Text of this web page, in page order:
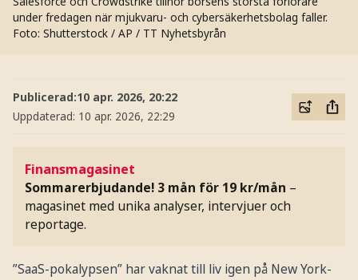
under fredagen när mjukvaru- och cybersäkerhetsbolag faller.
Foto: Shutterstock / AP / TT Nyhetsbyrån
Publicerad:10 apr. 2026, 20:22
Uppdaterad: 10 apr. 2026, 22:29
Finansmagasinet
Sommarerbjudande! 3 mån för 19 kr/mån –
magasinet med unika analyser, intervjuer och
reportage.
”SaaS-pokalypsen” har vaknat till liv igen på New York-